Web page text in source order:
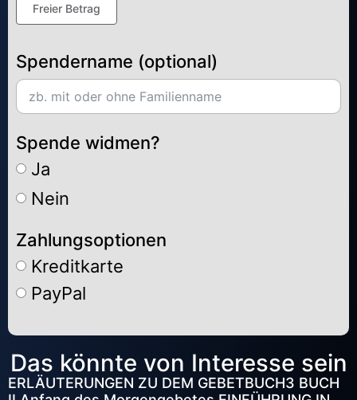
Freier Betrag
Spendername (optional)
Spende widmen?
Ja
Nein
Zahlungsoptionen
Kreditkarte
PayPal
Alternative:
Das könnte von Interesse sein
ERLÄUTERUNGEN ZU DEM GEBETBUCH3 BUCH